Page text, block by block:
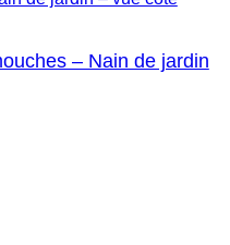
– Nain de jardin